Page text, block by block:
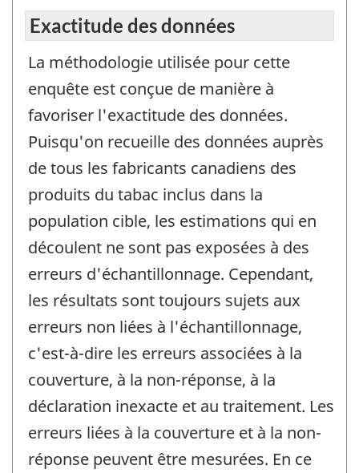
Exactitude des données
La méthodologie utilisée pour cette
enquête est conçue de manière à
favoriser l'exactitude des données.
Puisqu'on recueille des données auprès
de tous les fabricants canadiens des
produits du tabac inclus dans la
population cible, les estimations qui en
découlent ne sont pas exposées à des
erreurs d'échantillonnage. Cependant,
les résultats sont toujours sujets aux
erreurs non liées à l'échantillonnage,
c'est-à-dire les erreurs associées à la
couverture, à la non-réponse, à la
déclaration inexacte et au traitement. Les
erreurs liées à la couverture et à la non-
réponse peuvent être mesurées. En ce